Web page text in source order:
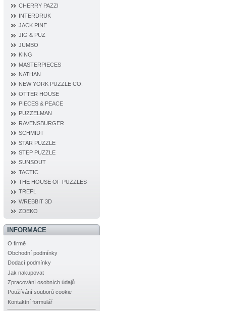
CHERRY PAZZI
INTERDRUK
JACK PINE
JIG & PUZ
JUMBO
KING
MASTERPIECES
NATHAN
NEW YORK PUZZLE CO.
OTTER HOUSE
PIECES & PEACE
PUZZELMAN
RAVENSBURGER
SCHMIDT
STAR PUZZLE
STEP PUZZLE
SUNSOUT
TACTIC
THE HOUSE OF PUZZLES
TREFL
WREBBIT 3D
ZDEKO
INFORMACE
O firmě
Obchodní podmínky
Dodací podmínky
Jak nakupovat
Zpracování osobních údajů
Používání souborů cookie
Kontaktní formulář